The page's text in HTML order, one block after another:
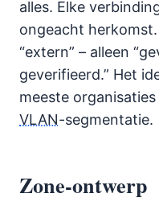
alles. Elke
ongeacht herkomst.
“extern” – alleen
geverifieerd.” Het
meeste
VLAN-segmentatie.
Zone-ontwerp